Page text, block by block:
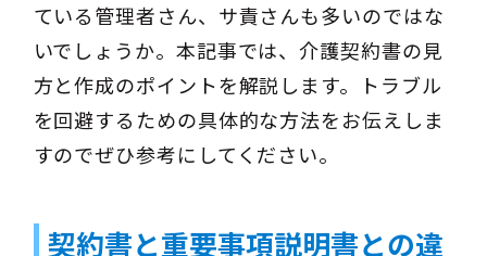
ている管理者さん、サ責さんも多いのではな
いでしょうか。本記事では、介護契約書の見
方と作成のポイントを解説します。トラブル
を回避するための具体的な方法をお伝えしま
すのでぜひ参考にしてください。
契約書と重要事項説明書との違